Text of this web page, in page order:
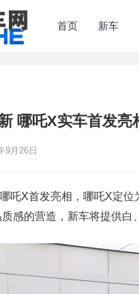
首页 新车
哪吒X实车首发亮
9月26日
吒X首发亮相，哪吒X定
感的营造，新车将提供白